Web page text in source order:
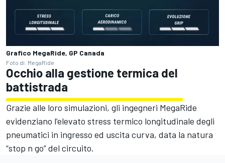
Grafico MegaRide, GP Canada
Foto di: MegaRide
Occhio alla gestione termica del
battistrada
Grazie alle loro simulazioni, gli ingegneri MegaRide
evidenziano l’elevato stress termico longitudinale degli
pneumatici in ingresso ed uscita curva, data la natura
“stop n go” del circuito.